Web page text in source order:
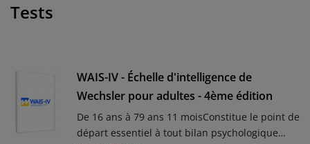
Tests
WAIS-IV - Échelle d'intelligence de
Wechsler pour adultes - 4ème édition
De 16 ans à 79 ans 11 moisConstitue le point de
départ essentiel à tout bilan psychologique